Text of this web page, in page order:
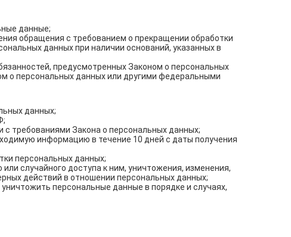
данные;
обращения с требованием о прекращении обработки
данных при наличии оснований, указанных в
предусмотренных Законом о персональных
о персональных данных или другими федеральными
данных;
требованиями Закона о персональных данных;
информацию в течение 10 дней с даты получения
персональных данных;
случайного доступа к ним, уничтожения, изменения,
действий в отношении персональных данных;
персональные данные в порядке и случаях,